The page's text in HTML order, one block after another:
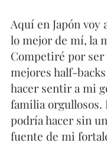
Aquí en Japón voy
lo mejor de mí, la
Competiré por ser
mejores half-
hacer sentir a mi
familia orgullosos.
podría hacer sin
fuente de mi